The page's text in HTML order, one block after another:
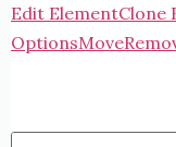
Edit ElementClone
OptionsMove